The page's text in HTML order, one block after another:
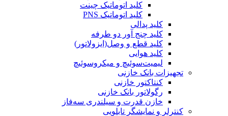
کلید اتوماتیک چینت
کلید اتوماتیک PNS
کلید پدالی
کلید چنج آور دو طرفه
کلید قطع و وصل(ایزولاتور)
کلید هوایی
لیمیت‌سوئیچ و میکروسوئیچ
تجهیزات بانک خازنی
کنتاکتور خازنی
رگولاتور بانک خازنی
خازن قدرت و سیلندری سه‌فاز
کنترلر و نمایشگر تابلویی